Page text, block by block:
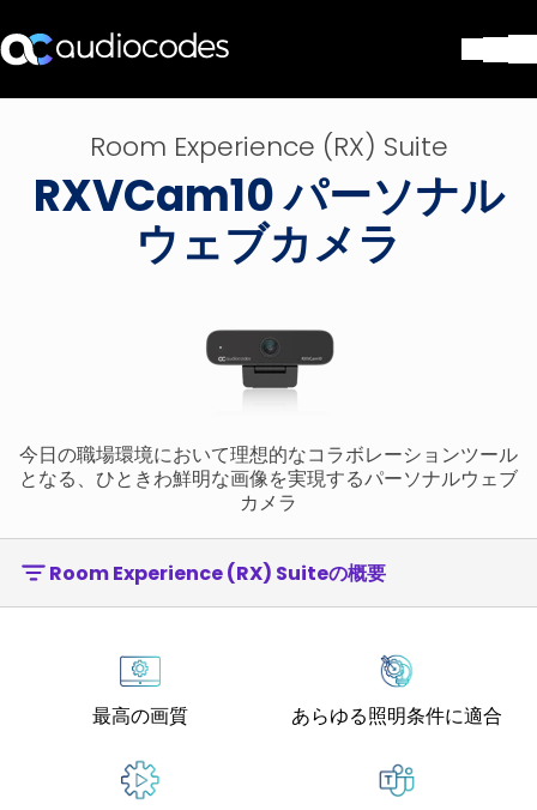
製品とアプリケーション
パートナー
サポートセンター
Stay in the loop
配布リストに参加する
Room Experience (RX) Suite
RXVCam10 パーソナル
ウェブカメラ
今日の職場環境において理想的なコラボレーションツール
となる、ひときわ鮮明な画像を実現するパーソナルウェブ
カメラ
Room Experience (RX) Suiteの概要
最高の画質 あらゆる照明条件に適合